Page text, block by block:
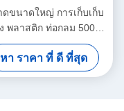
ขนาดใหญ่ การเก็บเก็บ
พลาสติก ท่อกลม 500L
งสร้าง LLDPE โปรแกรม
หมุน
หา ราคา ที่ ดี ที่สุด